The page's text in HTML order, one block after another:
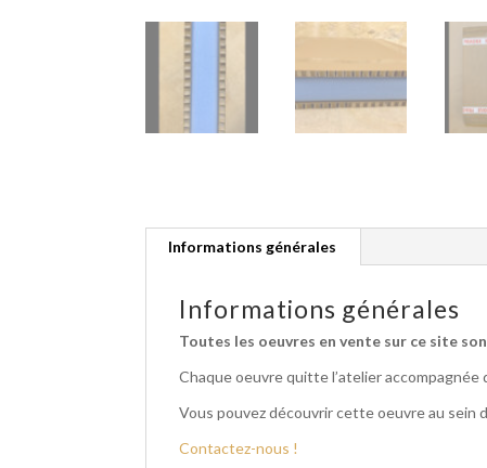
Informations générales
Informations générales
Toutes les oeuvres en vente sur ce site
Chaque oeuvre quitte l’atelier
Vous pouvez découvrir cette oeuvre au sein
Contactez-nous !